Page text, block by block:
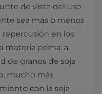
de vista del uso
sea más o menos
en los
materia prima: a
de granos de soja
mucho más
con la soja